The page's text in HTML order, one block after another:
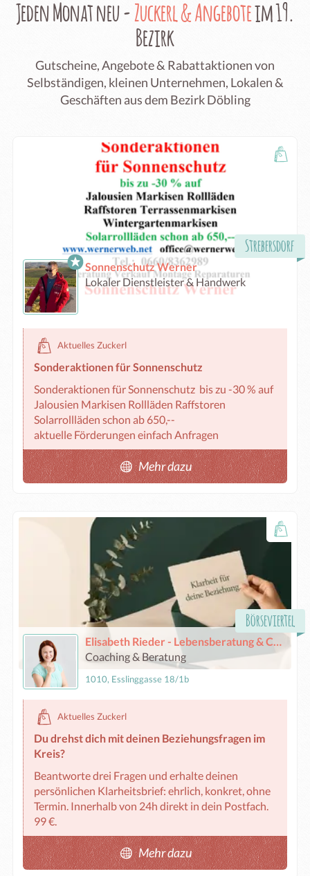
Jeden Monat neu -Zuckerl & Angeboteim 19.
Bezirk
Gutscheine, Angebote & Rabattaktionen von
Selbständigen, kleinen Unternehmen, Lokalen &
Geschäften aus dem Bezirk Döbling
Strebersdorf
Sonnenschutz Werner
Lokaler Dienstleister & Handwerk
Aktuelles Zuckerl
Sonderaktionen für Sonnenschutz
Sonderaktionen für Sonnenschutz  bis zu -30 % auf
Jalousien Markisen Rollläden Raffstoren
Solarrollläden schon ab 650,--
aktuelle Förderungen einfach Anfragen
Mehr dazu
Börseviertel
Elisabeth Rieder - Lebensberatung & Coaching
Coaching & Beratung
1010, Esslinggasse 18/1b
Aktuelles Zuckerl
Du drehst dich mit deinen Beziehungsfragen im
Kreis?
Beantworte drei Fragen und erhalte deinen
persönlichen Klarheitsbrief: ehrlich, konkret, ohne
Termin. Innerhalb von 24h direkt in dein Postfach.
99 €.
Mehr dazu